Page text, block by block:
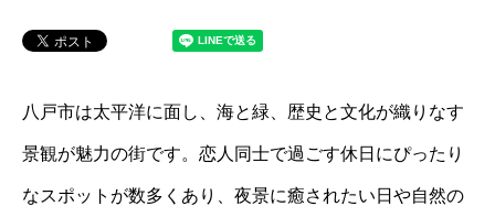
八戸市は太平洋に面し、海と緑、歴史と文化が織りなす
景観が魅力の街です。恋人同士で過ごす休日にぴったり
なスポットが数多くあり、夜景に癒されたい日や自然の